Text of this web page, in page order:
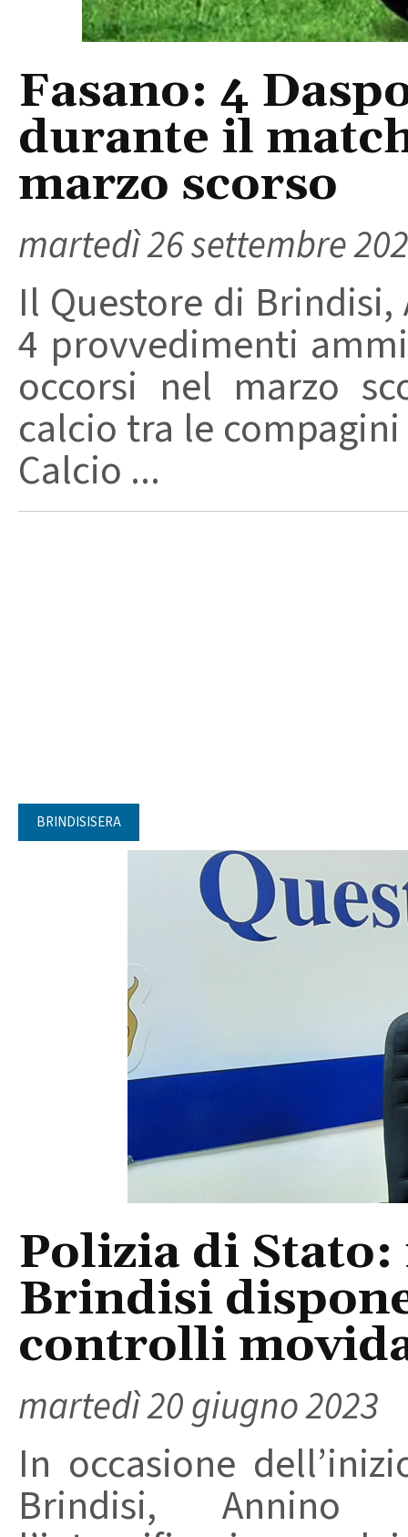
Fasano: 4
durante il
marzo scorso
martedì 26 settembre
Il Questore di Brindisi,
4 provvedimenti
occorsi nel marzo
calcio tra le compagini
Calcio ...
BRINDISISERA
Polizia di
Brindisi
controlli
martedì 20 giugno 2023
In occasione
Brindisi, Annino